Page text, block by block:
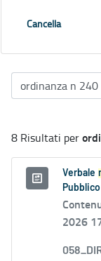
Cancella
8 Risultati per
Verbale
2026